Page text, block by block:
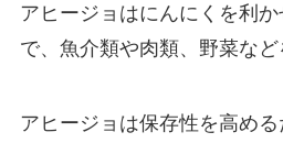
アヒージョはにんにくを利
で、魚介類や肉類、野菜など
アヒージョは保存性を高め